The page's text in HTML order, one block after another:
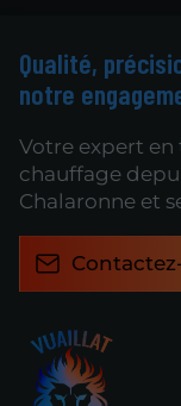
Qualité,
notre
Votre expert
chauffage
Chalaronne et